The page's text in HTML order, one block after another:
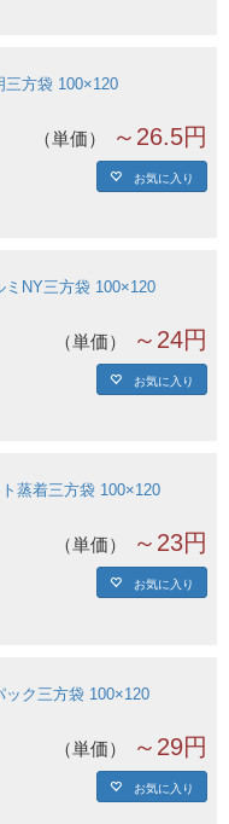
三方袋 100×120
単価 ～26.5円
お気に入り
ミNY三方袋 100×120
単価 ～24円
お気に入り
蒸着三方袋 100×120
単価 ～23円
お気に入り
ック三方袋 100×120
単価 ～29円
お気に入り